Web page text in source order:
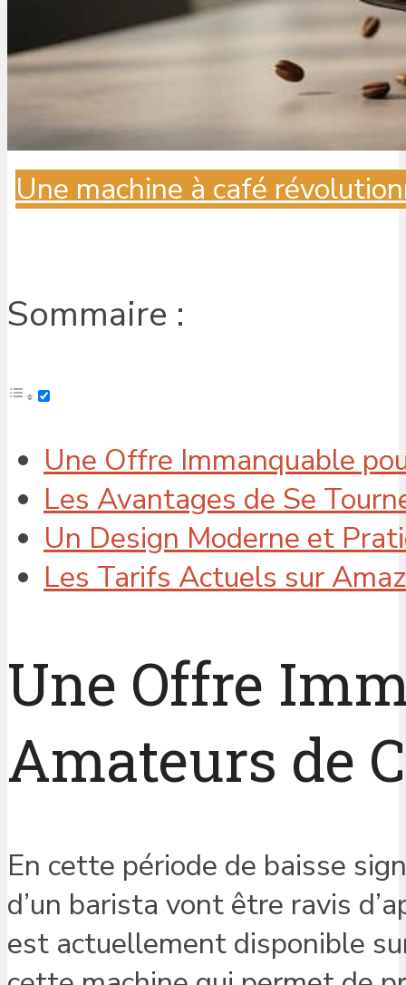
Une machine à café
Sommaire :
Une Offre Immanquable
Les Avantages de Se
Un Design Moderne et
Les Tarifs Actuels sur
Une Offre
Amateurs de
En cette période de baisse
d’un barista vont être ravis
est actuellement disponible